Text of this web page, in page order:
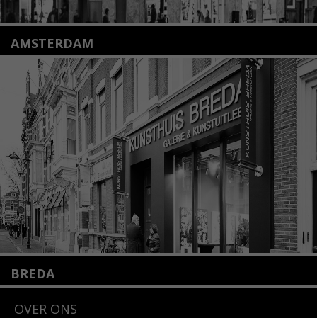
AMSTERDAM
Amstelveenseweg 135
1075 VX Amsterdam
+31 (0)20 2332546
info@kunsthuisamsterdam.nl
Lees meer
BREDA
4818 SB Breda
OVER ONS